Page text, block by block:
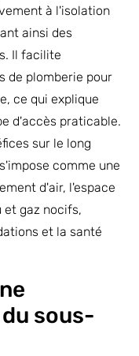
à l'isolation
ainsi des
Il facilite
de plomberie pour
ce qui explique
d'accès praticable.
sur le long
comme une
d'air, l'espace
et gaz nocifs,
et la santé
sous-